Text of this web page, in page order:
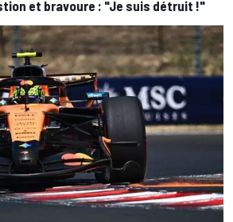
et bravoure : "Je suis détruit !"